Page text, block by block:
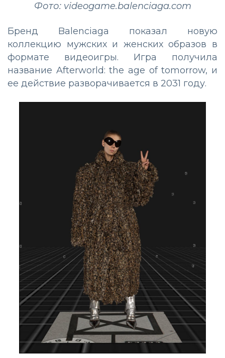
Фото: videogame.balenciaga.com
Бренд Balenciaga показал новую
коллекцию мужских и женских образов в
формате видеоигры. Игра получила
название Afterworld: the age of tomorrow, и
ее действие разворачивается в 2031 году.